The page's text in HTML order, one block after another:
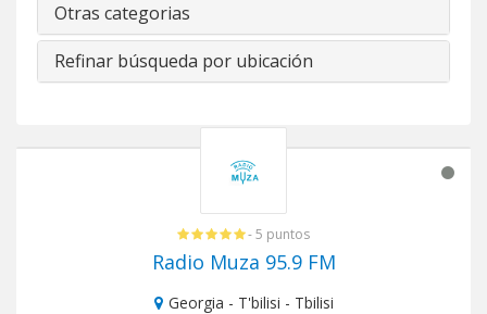
Otras categorias
Refinar búsqueda por ubicación
- 5 puntos
Radio Muza 95.9 FM
Georgia - T'bilisi - Tbilisi